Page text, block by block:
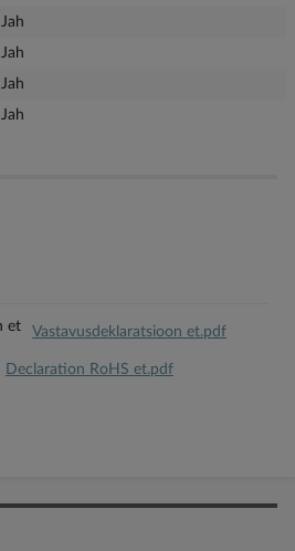
Jah
Jah
Jah
Jah
Vastavusdeklaratsioon et.pdf
Declaration RoHS et.pdf